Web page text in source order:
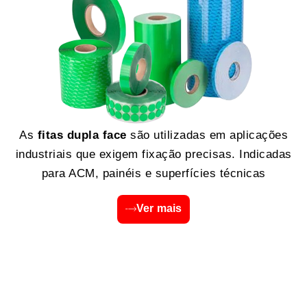
As fitas dupla face são utilizadas em aplicações
industriais que exigem fixação precisas. Indicadas
para ACM, painéis e superfícies técnicas
Ver mais